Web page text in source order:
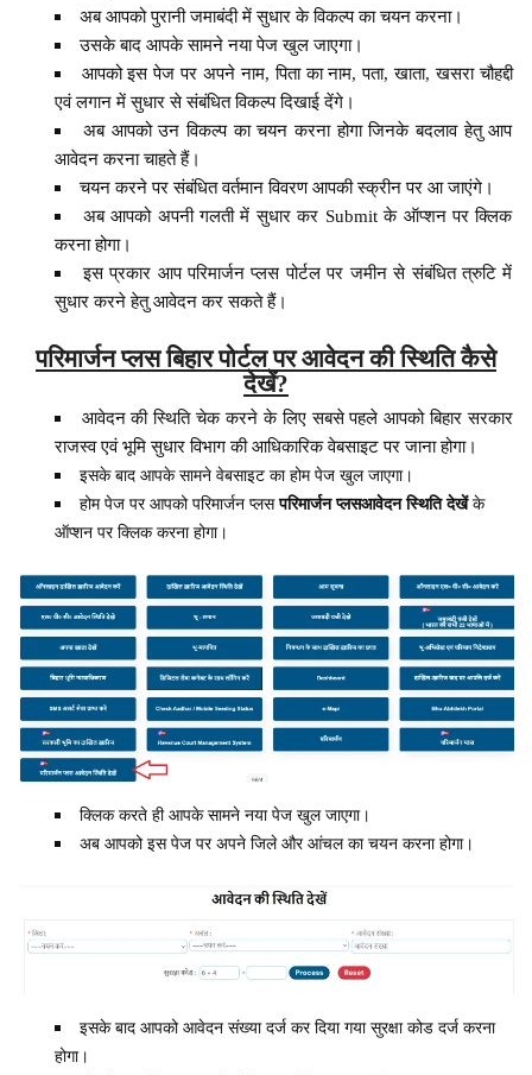
अब आपको पुरानी जमाबंदी में सुधार के विकल्प का चयन करना।
उसके बाद आपके सामने नया पेज खुल जाएगा।
आपको इस पेज पर अपने नाम, पिता का नाम, पता, खाता, खसरा चौहद्दी
एवं लगान में सुधार से संबंधित विकल्प दिखाई देंगे।
अब आपको उन विकल्प का चयन करना होगा जिनके बदलाव हेतु आप
आवेदन करना चाहते हैं।
चयन करने पर संबंधित वर्तमान विवरण आपकी स्क्रीन पर आ जाएंगे।
अब आपको अपनी गलती में सुधार कर Submit के ऑप्शन पर क्लिक
करना होगा।
इस प्रकार आप परिमार्जन प्लस पोर्टल पर जमीन से संबंधित त्रुटि में
सुधार करने हेतु आवेदन कर सकते हैं।
परिमार्जन प्लस बिहार पोर्टल पर आवेदन की स्थिति कैसे
देखें?
आवेदन की स्थिति चेक करने के लिए सबसे पहले आपको बिहार सरकार
राजस्व एवं भूमि सुधार विभाग की आधिकारिक वेबसाइट पर जाना होगा।
इसके बाद आपके सामने वेबसाइट का होम पेज खुल जाएगा।
होम पेज पर आपको परिमार्जन प्लसपरिमार्जन प्लसआवेदन स्थिति देखेंके
ऑप्शन पर क्लिक करना होगा।
क्लिक करते ही आपके सामने नया पेज खुल जाएगा।
अब आपको इस पेज पर अपने जिले और आंचल का चयन करना होगा।
इसके बाद आपको आवेदन संख्या दर्ज कर दिया गया सुरक्षा कोड दर्ज करना
होगा।